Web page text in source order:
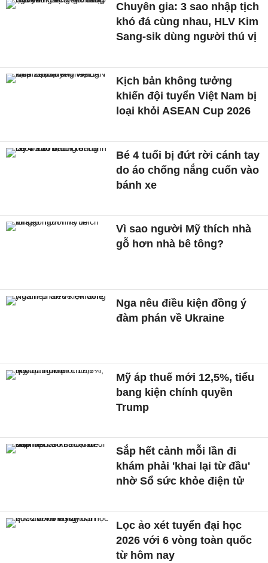
Chuyên gia: 3 sao nhập tịch
khó đá cùng nhau, HLV Kim
Sang-sik dùng người thú vị
Kịch bản không tưởng
khiến đội tuyển Việt Nam bị
loại khỏi ASEAN Cup 2026
Bé 4 tuổi bị đứt rời cánh tay
do áo chống nắng cuốn vào
bánh xe
Vì sao người Mỹ thích nhà
gỗ hơn nhà bê tông?
Nga nêu điều kiện đồng ý
đàm phán về Ukraine
Mỹ áp thuế mới 12,5%, tiểu
bang kiện chính quyền
Trump
Sắp hết cảnh mỗi lần đi
khám phải 'khai lại từ đầu'
nhờ Sổ sức khỏe điện tử
Lọc ảo xét tuyển đại học
2026 với 6 vòng toàn quốc
từ hôm nay